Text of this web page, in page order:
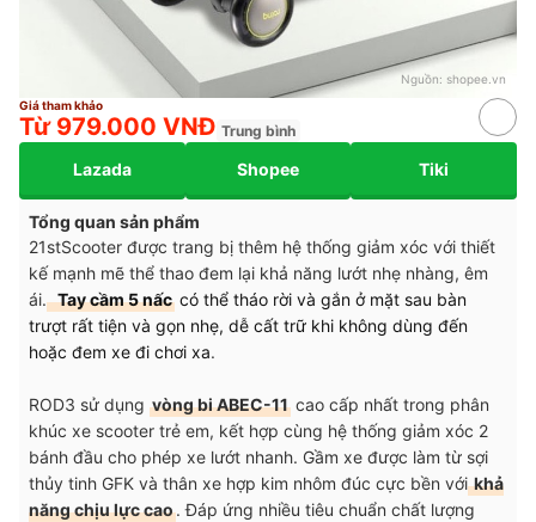
Nguồn: shopee.vn
Giá tham khảo
Từ 979.000 VNĐ Trung bình
Lazada Shopee Tiki
Tổng quan sản phẩm
21stScooter được trang bị thêm hệ thống giảm xóc với thiết
kế mạnh mẽ thể thao đem lại khả năng lướt nhẹ nhàng, êm
ái. Tay cầm 5 nấc có thể tháo rời và gắn ở mặt sau bàn
trượt rất tiện và gọn nhẹ, dễ cất trữ khi không dùng đến
hoặc đem xe đi chơi xa.
ROD3 sử dụng vòng bi ABEC-11 cao cấp nhất trong phân
khúc xe scooter trẻ em, kết hợp cùng hệ thống giảm xóc 2
bánh đầu cho phép xe lướt nhanh. Gầm xe được làm từ sợi
thủy tinh GFK và thân xe hợp kim nhôm đúc cực bền vớikhả
năng chịu lực cao. Đáp ứng nhiều tiêu chuẩn chất lượng